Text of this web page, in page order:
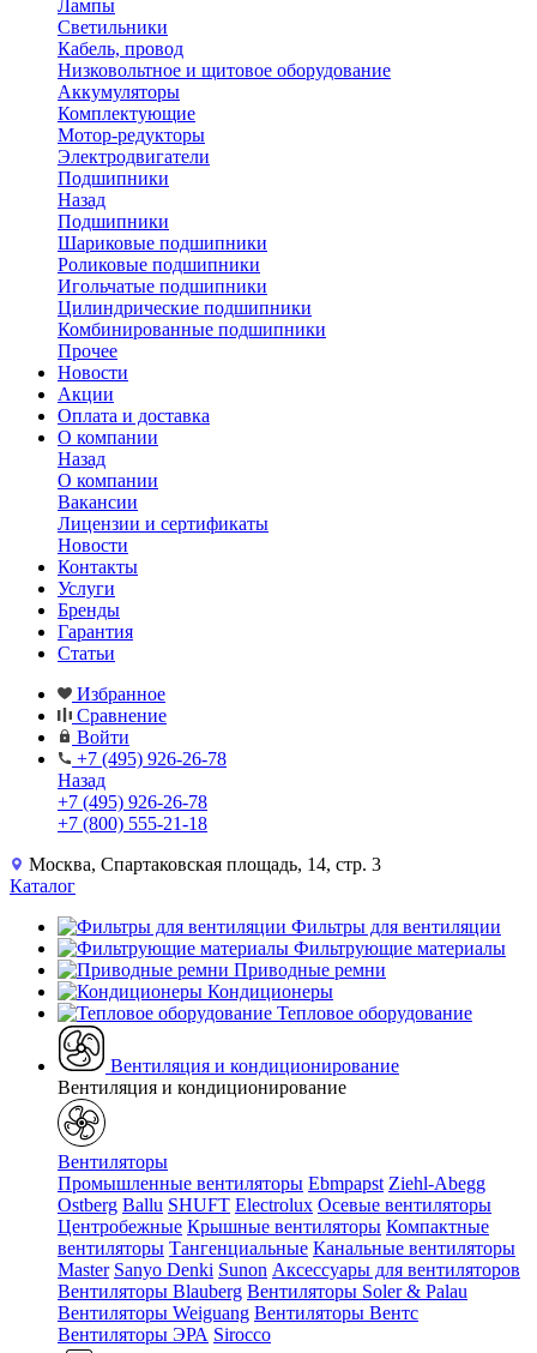
Лампы
Светильники
Кабель, провод
Низковольтное и щитовое оборудование
Аккумуляторы
Комплектующие
Мотор-редукторы
Электродвигатели
Подшипники
Назад
Подшипники
Шариковые подшипники
Роликовые подшипники
Игольчатые подшипники
Цилиндрические подшипники
Комбинированные подшипники
Прочее
Новости
Акции
Оплата и доставка
О компании
Назад
О компании
Вакансии
Лицензии и сертификаты
Новости
Контакты
Услуги
Бренды
Гарантия
Статьи
Избранное
Сравнение
Войти
+7 (495) 926-26-78
Назад
+7 (495) 926-26-78
+7 (800) 555-21-18
Москва, Спартаковская площадь, 14, стр. 3
Каталог
Фильтры для вентиляции
Фильтрующие материалы
Приводные ремни
Кондиционеры
Тепловое оборудование
Вентиляция и кондиционирование
Вентиляция и кондиционирование
Вентиляторы
Промышленные вентиляторы Ebmpapst Ziehl-Abegg
Ostberg Ballu SHUFT Electrolux Осевые вентиляторы
Центробежные Крышные вентиляторы Компактные
вентиляторы Тангенциальные Канальные вентиляторы
Master Sanyo Denki Sunon Аксессуары для вентиляторов
Вентиляторы Blauberg Вентиляторы Soler & Palau
Вентиляторы Weiguang Вентиляторы Вентс
Вентиляторы ЭРА Sirocco